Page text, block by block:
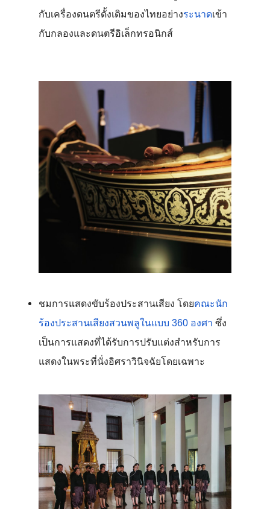
กับเครื่องดนตรีดั้งเดิมของไทยอย่างระนาดเข้า
กับกลองและดนตรีอิเล็กทรอนิกส์
ชมการแสดงขับร้องประสานเสียง โดยคณะนัก
ร้องประสานเสียงสวนพลูในแบบ 360 องศา ซึ่ง
เป็นการแสดงที่ได้รับการปรับแต่งสำหรับการ